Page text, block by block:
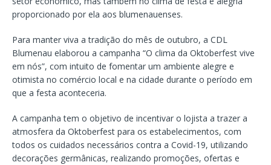
proporcionado por ela aos blumenauenses.
Para manter viva a tradição do mês de outubro, a CDL
Blumenau elaborou a campanha “O clima da Oktoberfest vive
em nós”, com intuito de fomentar um ambiente alegre e
otimista no comércio local e na cidade durante o período em
que a festa aconteceria.
A campanha tem o objetivo de incentivar o lojista a trazer a
atmosfera da Oktoberfest para os estabelecimentos, com
todos os cuidados necessários contra a Covid-19, utilizando
decorações germânicas, realizando promoções, ofertas e